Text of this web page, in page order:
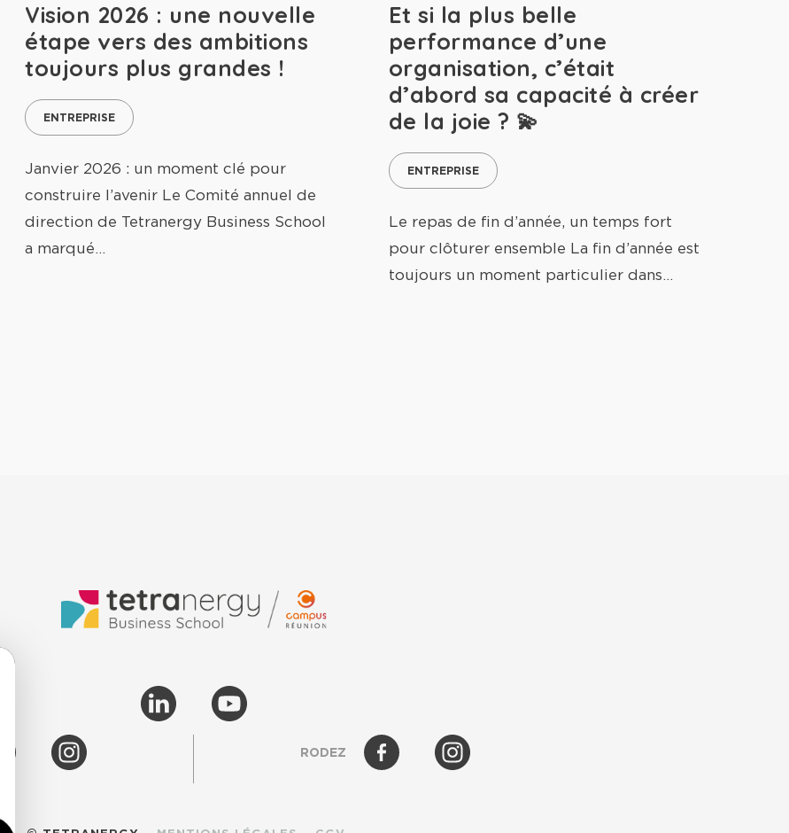
Vision 2026 : une nouvelle
étape vers des ambitions
toujours plus grandes !
ENTREPRISE
Janvier 2026 : un moment clé pour
construire l’avenir Le Comité annuel de
direction de Tetranergy Business School
a marqué…
Et si la plus belle
performance d’une
organisation, c’était
d’abord sa capacité à créer
de la joie ? 💫
ENTREPRISE
Le repas de fin d’année, un temps fort
pour clôturer ensemble La fin d’année est
toujours un moment particulier dans…
RODEZ